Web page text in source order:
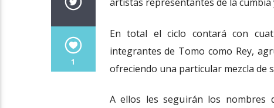
1
En total el ciclo contará con
integrantes de Tomo como Rey,
ofreciendo una particular mezcla de
A ellos les seguirán los nombres